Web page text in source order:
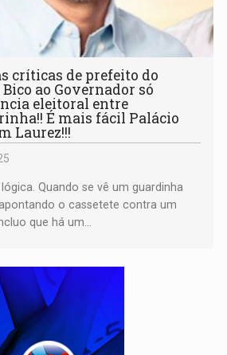
críticas de prefeito do
ao Governador só
eleitoral entre
É mais fácil Palácio
Laurez!!!
Quando se vê um guardinha
o cassetete contra um
que há um...